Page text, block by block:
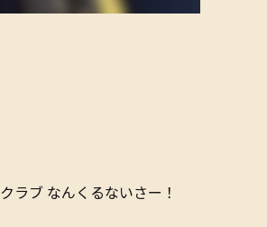
ラブ なんくるないさー！